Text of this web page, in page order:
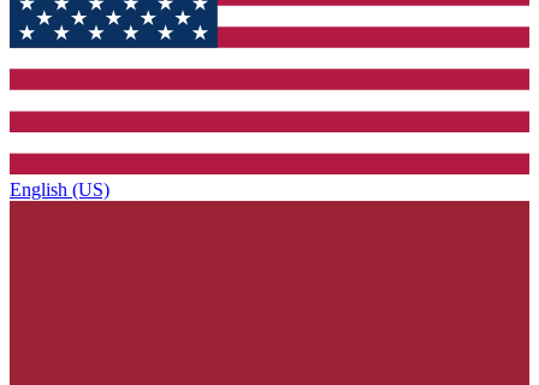
English (US)